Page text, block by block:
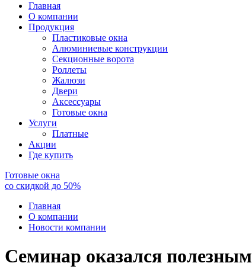
Главная
О компании
Продукция
Пластиковые окна
Алюминиевые конструкции
Секционные ворота
Роллеты
Жалюзи
Двери
Аксессуары
Готовые окна
Услуги
Платные
Акции
Где купить
Готовые окна
со скидкой до 50%
Главная
О компании
Новости компании
Семинар оказался полезным